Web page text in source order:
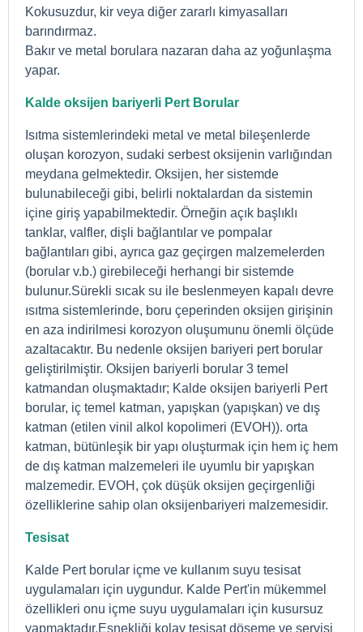
Kokusuzdur, kir veya diğer zararlı kimyasalları
barındırmaz.
Bakır ve metal borulara nazaran daha az yoğunlaşma
yapar.
Kalde oksijen bariyerli Pert Borular
Isıtma sistemlerindeki metal ve metal bileşenlerde
oluşan korozyon, sudaki serbest oksijenin varlığından
meydana gelmektedir. Oksijen, her sistemde
bulunabileceği gibi, belirli noktalardan da sistemin
içine giriş yapabilmektedir. Örneğin açık başlıklı
tanklar, valfler, dişli bağlantılar ve pompalar
bağlantıları gibi, ayrıca gaz geçirgen malzemelerden
(borular v.b.) girebileceği herhangi bir sistemde
bulunur.Sürekli sıcak su ile beslenmeyen kapalı devre
ısıtma sistemlerinde, boru çeperinden oksijen girişinin
en aza indirilmesi korozyon oluşumunu önemli ölçüde
azaltacaktır. Bu nedenle oksijen bariyeri pert borular
geliştirilmiştir. Oksijen bariyerli borular 3 temel
katmandan oluşmaktadır; Kalde oksijen bariyerli Pert
borular, iç temel katman, yapışkan (yapışkan) ve dış
katman (etilen vinil alkol kopolimeri (EVOH)). orta
katman, bütünleşik bir yapı oluşturmak için hem iç hem
de dış katman malzemeleri ile uyumlu bir yapışkan
malzemedir. EVOH, çok düşük oksijen geçirgenliği
özelliklerine sahip olan oksijenbariyeri malzemesidir.
Tesisat
Kalde Pert borular içme ve kullanım suyu tesisat
uygulamaları için uygundur. Kalde Pert'in mükemmel
özellikleri onu içme suyu uygulamaları için kusursuz
yapmaktadır.Esnekliği kolay tesisat döşeme ve servisi